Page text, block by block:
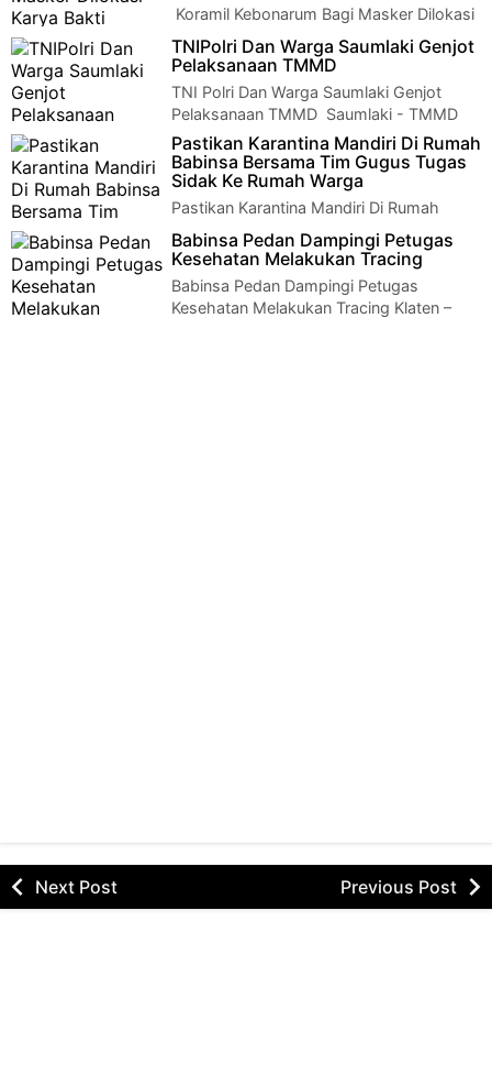
Koramil Kebonarum Bagi Masker Dilokasi
Karya Bakti Mandiri KLaten Bersinar Klaten
- Koramil 06/Kebonarum membagikan ma…
TNIPolri Dan Warga Saumlaki Genjot
Pelaksanaan TMMD
TNI Polri Dan Warga Saumlaki Genjot
Pelaksanaan TMMD Saumlaki - TMMD
Reg 111 Kodim Saumlaki | Kekompakan Personel …
Pastikan Karantina Mandiri Di Rumah
Babinsa Bersama Tim Gugus Tugas
Sidak Ke Rumah Warga
Pastikan Karantina Mandiri Di Rumah
Babinsa Bersama Tim Gugus Tugas Sidak
Ke Rumah Warga Klaten - Pastikan warganya mel…
Babinsa Pedan Dampingi Petugas
Kesehatan Melakukan Tracing
Babinsa Pedan Dampingi Petugas
Kesehatan Melakukan Tracing Klaten –
Next Post Previous Post